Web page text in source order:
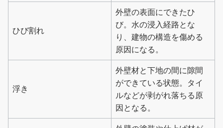
ひび割れ
外壁の表面にできたひ
び。水の浸入経路とな
り、建物の構造を傷める
原因になる。
浮き
外壁材と下地の間に隙間
ができている状態。タイ
ルなどが剥がれ落ちる原
因となる。